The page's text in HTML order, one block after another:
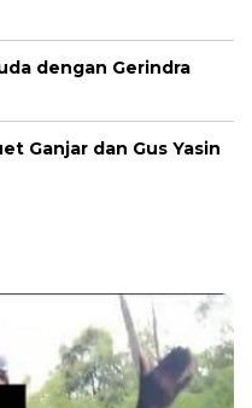
dengan Gerindra
Ganjar dan Gus Yasin